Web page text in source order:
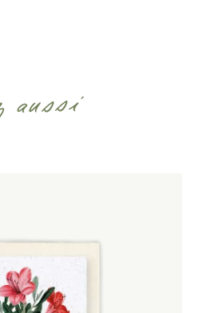
aussi